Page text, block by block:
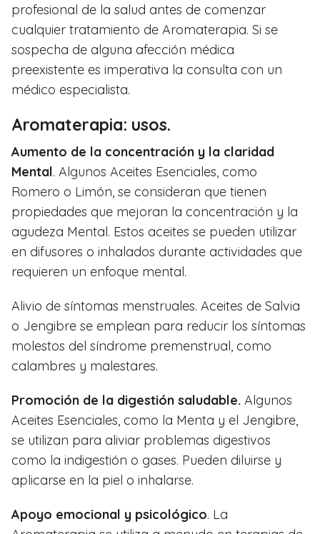
profesional de la salud antes de comenzar
cualquier tratamiento de Aromaterapia. Si se
sospecha de alguna afección médica
preexistente es imperativa la consulta con un
médico especialista.
Aromaterapia: usos.
Aumento de la concentración y la claridad
Mental. Algunos Aceites Esenciales, como
Romero o Limón, se consideran que tienen
propiedades que mejoran la concentración y la
agudeza Mental. Estos aceites se pueden utilizar
en difusores o inhalados durante actividades que
requieren un enfoque mental.
Alivio de síntomas menstruales. Aceites de Salvia
o Jengibre se emplean para reducir los síntomas
molestos del síndrome premenstrual, como
calambres y malestares.
Promoción de la digestión saludable. Algunos
Aceites Esenciales, como la Menta y el Jengibre,
se utilizan para aliviar problemas digestivos
como la indigestión o gases. Pueden diluirse y
aplicarse en la piel o inhalarse.
Apoyo emocional y psicológico. La